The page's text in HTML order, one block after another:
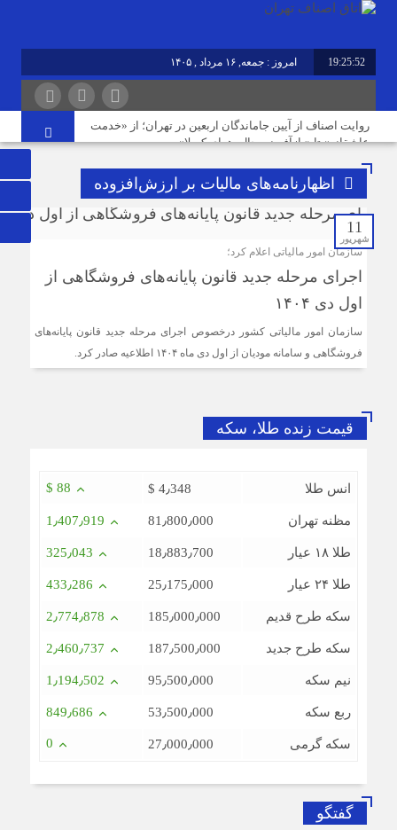
19:25:52 امروز : جمعه, ۱۶ مرداد , ۱۴۰۵
روایت اصناف از آیین جاماندگان اربعین در تهران؛ از «خدمت
عاشقانه» تا «بازآفرینی حال‌وهوای کربلا»
نوسازی صنعت، ارتقای کیفیت و توسعه محصولات دوستدار
محیط‌زیست، مسیر آینده صنف
املاک می‌بینند؛ این در حالی است که ما در این موضوع
بی‌گناهیم
رکود صنعت منسوجات، سفارش‌های رنگرزی و چاپ پارچه را
کاهش داده است
ضرورت بازنگری در شیوه‌های مالیات‌ستانی از اصناف در دوران
رکود
سرشماره «MALIAT» تنها مرجع رسمی ارسال پیامک‌های
موکب جاماندگان اربعین اتاق اصناف تهران و اتحادیه های
صنفی برپا شد
اظهارنامه‌های مالیات بر ارزش‌افزوده
11
شهریور
سازمان امور مالیاتی اعلام کرد؛
اجرای مرحله جدید قانون پایانه‌های فروشگاهی از
اول دی ۱۴۰۴
سازمان امور مالیاتی کشور درخصوص اجرای مرحله جدید قانون پایانه‌های
فروشگاهی و سامانه مودیان از اول دی ماه ۱۴۰۴ اطلاعیه صادر کرد.
قیمت زنده طلا، سکه
انس طلا $ 4٫348 $ 88
مظنه تهران 81٫800٫000 1٫407٫919
طلا ۱۸ عیار 18٫883٫700 325٫043
طلا ۲۴ عیار 25٫175٫000 433٫286
سکه طرح قدیم 185٫000٫000 2٫774٫878
سکه طرح جدید 187٫500٫000 2٫460٫737
نیم سکه 95٫500٫000 1٫194٫502
ربع سکه 53٫500٫000 849٫686
سکه گرمی 27٫000٫000 0
گفتگو